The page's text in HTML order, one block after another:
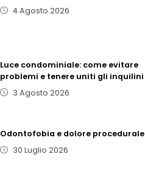
4 Agosto 2026
Luce condominiale: come evitare
problemi e tenere uniti gli inquilini
3 Agosto 2026
Odontofobia e dolore procedurale
30 Luglio 2026